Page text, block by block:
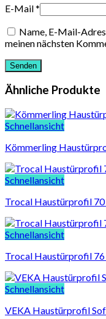
E-Mail*
Name, E-Mail-
meinen nächsten
Ähnliche Produkte
Schnellansicht
Kömmerling
Schnellansicht
Trocal Haustürprofil
Schnellansicht
Trocal Haustürprofil
Schnellansicht
VEKA Haustürprofil